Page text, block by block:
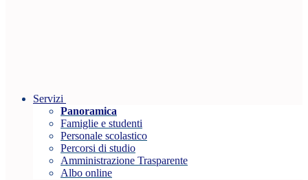
Servizi
Panoramica
Famiglie e studenti
Personale scolastico
Percorsi di studio
Amministrazione Trasparente
Albo online